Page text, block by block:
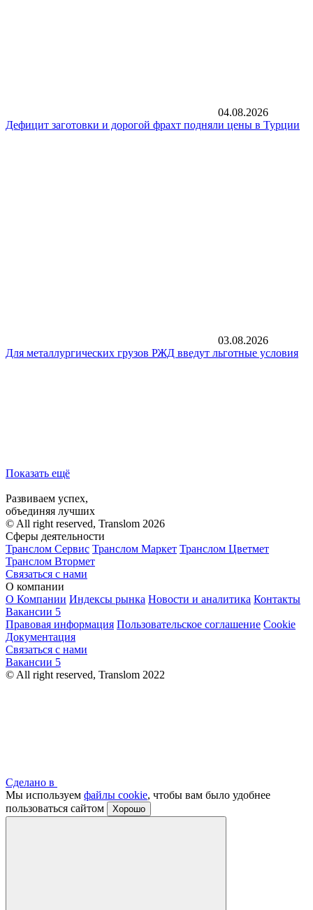
04.08.2026
Дефицит заготовки и дорогой фрахт подняли цены в Турции
03.08.2026
Для металлургических грузов РЖД введут льготные условия
Показать ещё
Развиваем успех,
объединяя лучших
© All right reserved, Translom 2026
Сферы деятельности
Транслом Сервис Транслом Маркет Транслом Цветмет
Транслом Втормет
Связаться с нами
О компании
О Компании Индексы рынка Новости и аналитика Контакты
Вакансии 5
Правовая информация Пользовательское соглашение Cookie
Документация
Связаться с нами
Вакансии 5
© All right reserved, Translom 2022
Сделано в
Мы используем файлы cookie, чтобы вам было удобнее
пользоваться сайтом
Хорошо